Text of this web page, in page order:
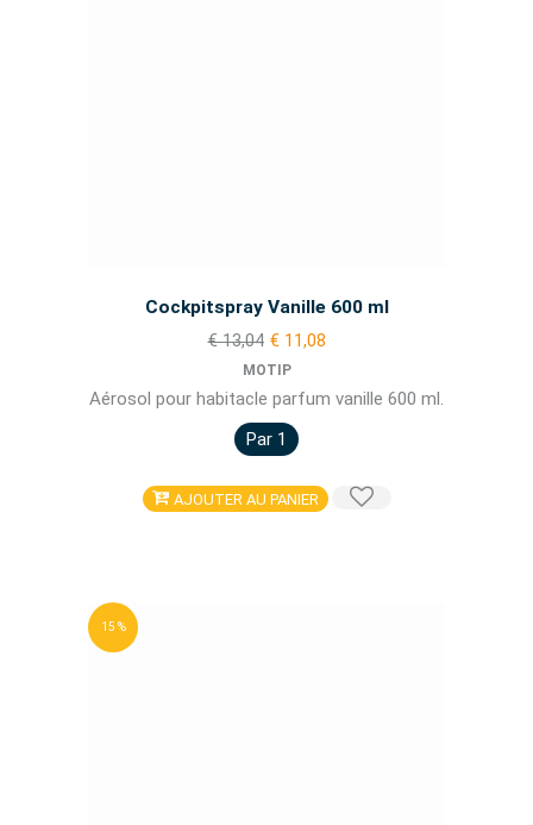
Cockpitspray Vanille 600 ml
€ 13,04 € 11,08
MOTIP
Aérosol pour habitacle parfum vanille 600 ml.
Par 1
AJOUTER AU PANIER
15 %